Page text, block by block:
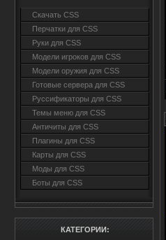
Cкачать CSS
Перчатки для CSS
Руки для CSS
Модели игроков для CSS
Модели оружия для CSS
Готовые сервера для CSS
Руссификаторы для CSS
Темы меню для CSS
Античиты для CSS
Плагины для CSS
Карты для CSS
Моды для CSS
Боты для CSS
КАТЕГОРИИ: